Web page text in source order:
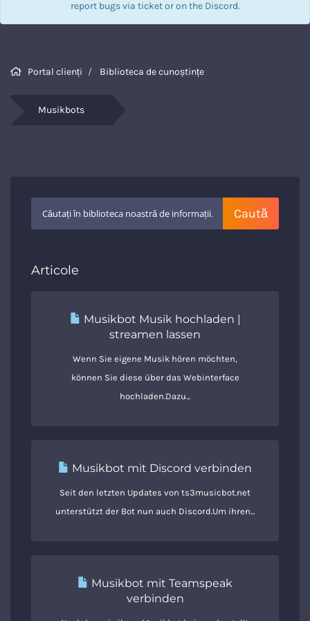
report bugs via ticketor on the Discord.
Portal clienți Biblioteca de cunoștințe
Musikbots
Articole
Musikbot Musik hochladen |
streamen lassen
Wenn Sie eigene Musik hören möchten,
können Sie diese über das Webinterface
hochladen.Dazu...
Musikbot mit Discord verbinden
Seit den letzten Updates von ts3musicbot.net
unterstützt der Bot nun auch Discord.Um ihren...
Musikbot mit Teamspeak
verbinden